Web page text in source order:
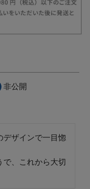
非公開
デザインで一目惚
、これから大切